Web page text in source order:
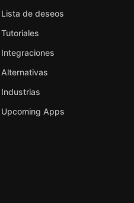
Lista de deseos
Tutoriales
Integraciones
Alternativas
Industrias
Upcoming Apps